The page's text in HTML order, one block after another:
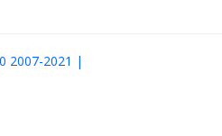
2007-2021 |